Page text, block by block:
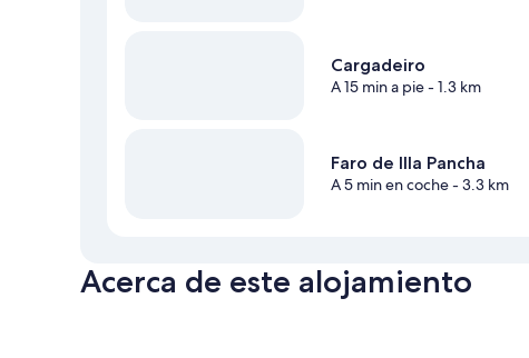
Cargadeiro
A 15 min a pie- 1.3 km
Faro de Illa Pancha
A 5 min en coche- 3.3 km
Acerca de este alojamiento